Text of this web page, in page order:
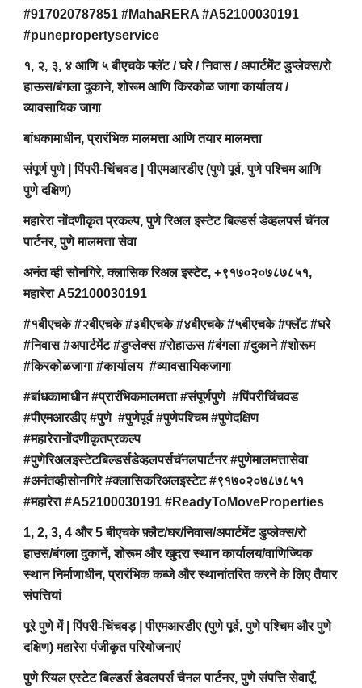
#917020787851 #MahaRERA #A52100030191
#punepropertyservice
१, २, ३, ४ आणि ५ बीएचके फ्लॅट / घरे / निवास / अपार्टमेंट डुप्लेक्स/रो
हाऊस/बंगला दुकाने, शोरूम आणि किरकोळ जागा कार्यालय /
व्यावसायिक जागा
बांधकामाधीन, प्रारंभिक मालमत्ता आणि तयार मालमत्ता
संपूर्ण पुणे | पिंपरी-चिंचवड | पीएमआरडीए (पुणे पूर्व, पुणे पश्चिम आणि
पुणे दक्षिण)
महारेरा नोंदणीकृत प्रकल्प, पुणे रिअल इस्टेट बिल्डर्स डेव्हलपर्स चॅनल
पार्टनर, पुणे मालमत्ता सेवा
अनंत व्ही सोनगिरे, क्लासिक रिअल इस्टेट, +९१७०२०७८७८५१,
महारेरा A52100030191
#१बीएचके #२बीएचके #३बीएचके #४बीएचके #५बीएचके #फ्लॅट #घरे
#निवास #अपार्टमेंट #डुप्लेक्स #रोहाऊस #बंगला #दुकाने #शोरूम
#किरकोळजागा #कार्यालय #व्यावसायिकजागा
#बांधकामाधीन #प्रारंभिकमालमत्ता #संपूर्णपुणे #पिंपरीचिंचवड
#पीएमआरडीए #पुणे #पुणेपूर्व #पुणेपश्चिम #पुणेदक्षिण
#महारेरानोंदणीकृतप्रकल्प
#पुणेरिअलइस्टेटबिल्डर्सडेव्हलपर्सचॅनलपार्टनर #पुणेमालमत्तासेवा
#अनंतव्हीसोनगिरे #क्लासिकरिअलइस्टेट #९१७०२०७८७८५१
#महारेरा #A52100030191 #ReadyToMoveProperties
1, 2, 3, 4 और 5 बीएचके फ़्लैट/घर/निवास/अपार्टमेंट डुप्लेक्स/रो
हाउस/बंगला दुकानें, शोरूम और खुदरा स्थान कार्यालय/वाणिज्यिक
स्थान निर्माणाधीन, प्रारंभिक कब्जे और स्थानांतरित करने के लिए तैयार
संपत्तियां
पूरे पुणे में | पिंपरी-चिंचवड़ | पीएमआरडीए (पुणे पूर्व, पुणे पश्चिम और पुणे
दक्षिण) महारेरा पंजीकृत परियोजनाएं
पुणे रियल एस्टेट बिल्डर्स डेवलपर्स चैनल पार्टनर, पुणे संपत्ति सेवाएँ,